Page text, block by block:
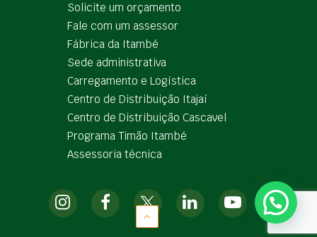
Solicite um orçamento
Fale com um assessor
Fábrica da Itambé
Sede administrativa
Carregamento e Logística
Centro de Distribuição Itajaí
Centro de Distribuição Cascavel
Programa Timão Itambé
Assessoria técnica